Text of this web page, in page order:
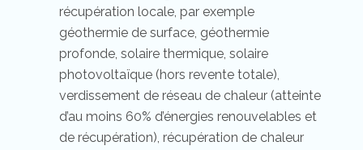
récupération locale, par exemple
géothermie de surface, géothermie
profonde, solaire thermique, solaire
photovoltaïque (hors revente totale),
verdissement de réseau de chaleur (atteinte
d’au moins 60% d’énergies renouvelables et
de récupération), récupération de chaleur